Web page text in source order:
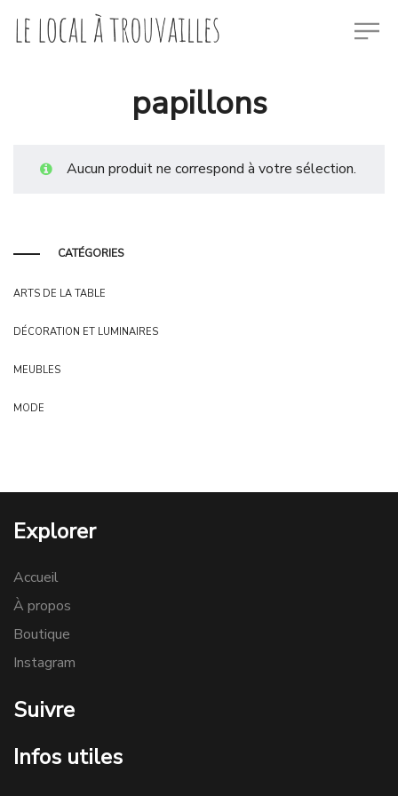
papillons
Aucun produit ne correspond à votre sélection.
CATÉGORIES
ARTS DE LA TABLE
DÉCORATION ET LUMINAIRES
MEUBLES
MODE
Explorer
Accueil
À propos
Boutique
Instagram
Suivre
Infos utiles